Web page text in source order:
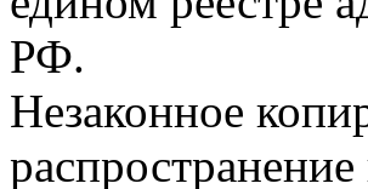
РФ.
Незаконное